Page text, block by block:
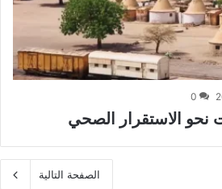
0
نحو الاستقرار الصحي
الصفحة التالية